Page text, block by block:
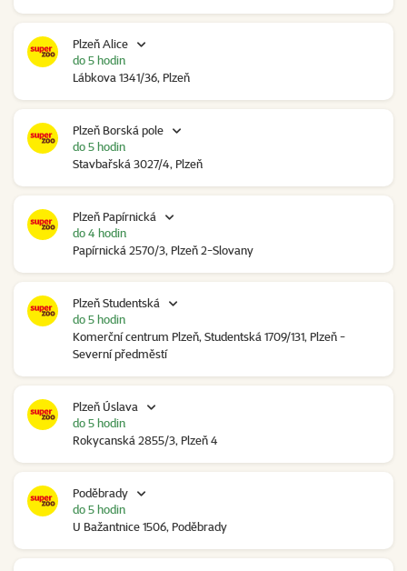
Plzeň Alice
Lábkova 1341/36, Plzeň
do 5 hodin
Plzeň Borská pole
Stavbařská 3027/4, Plzeň
do 5 hodin
Plzeň Papírnická
Papírnická 2570/3, Plzeň 2-Slovany
do 4 hodin
Plzeň Studentská
Komerční centrum Plzeň, Studentská 1709/131, Plzeň -
Severní předměstí
do 5 hodin
Plzeň Úslava
Rokycanská 2855/3, Plzeň 4
do 5 hodin
Poděbrady
U Bažantnice 1506, Poděbrady
do 5 hodin